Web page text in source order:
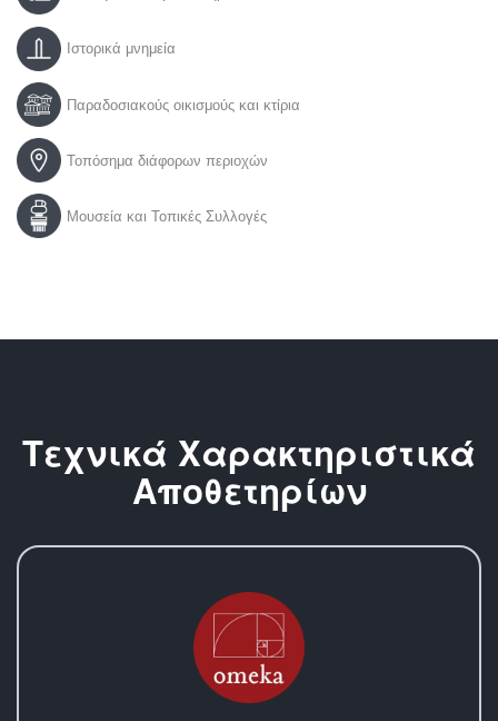
Ιστορικά μνημεία
Παραδοσιακούς οικισμούς και κτίρια
Τοπόσημα διάφορων περιοχών
Μουσεία και Τοπικές Συλλογές
Τεχνικά Χαρακτηριστικά
Αποθετηρίων